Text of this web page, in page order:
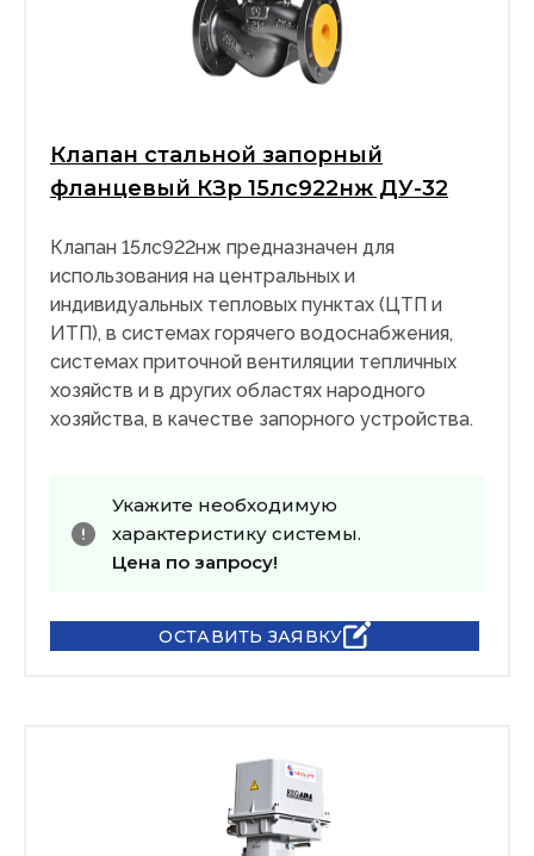
Клапан стальной запорный
фланцевый КЗр 15лс922нж ДУ-32
Клапан 15лс922нж предназначен для
использования на центральных и
индивидуальных тепловых пунктах (ЦТП и
ИТП), в системах горячего водоснабжения,
системах приточной вентиляции тепличных
хозяйств и в других областях народного
хозяйства, в качестве запорного устройства.
Укажите необходимую
характеристику системы.
Цена по запросу!
ОСТАВИТЬ ЗАЯВКУ